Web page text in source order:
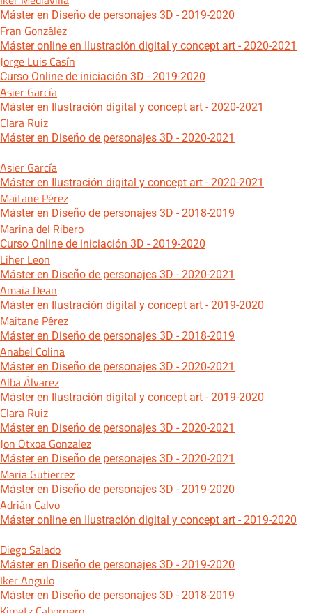
Máster en Diseño de personajes 3D - 2019-2020
Fran González
Máster online en Ilustración digital y concept art - 2020-2021
Jorge Luis Casín
Curso Online de iniciación 3D - 2019-2020
Asier García
Máster en Ilustración digital y concept art - 2020-2021
Clara Ruiz
Máster en Diseño de personajes 3D - 2020-2021
Asier García
Máster en Ilustración digital y concept art - 2020-2021
Maitane Pérez
Máster en Diseño de personajes 3D - 2018-2019
Marina del Ribero
Curso Online de iniciación 3D - 2019-2020
Liher Leon
Máster en Diseño de personajes 3D - 2020-2021
Amaia Dean
Máster en Ilustración digital y concept art - 2019-2020
Maitane Pérez
Máster en Diseño de personajes 3D - 2018-2019
Anabel Colina
Máster en Diseño de personajes 3D - 2020-2021
Alba Álvarez
Máster en Ilustración digital y concept art - 2019-2020
Clara Ruiz
Máster en Diseño de personajes 3D - 2020-2021
Jon Otxoa Gonzalez
Máster en Diseño de personajes 3D - 2020-2021
Maria Gutierrez
Máster en Diseño de personajes 3D - 2019-2020
Adrián Calvo
Máster online en Ilustración digital y concept art - 2019-2020
Diego Salado
Máster en Diseño de personajes 3D - 2019-2020
Iker Angulo
Máster en Diseño de personajes 3D - 2018-2019